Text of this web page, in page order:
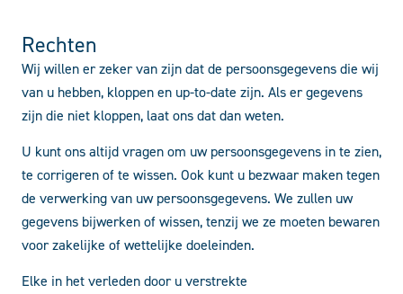
Rechten
Wij willen er zeker van zijn dat de persoonsgegevens die wij
van u hebben, kloppen en up-to-date zijn. Als er gegevens
zijn die niet kloppen, laat ons dat dan weten.
U kunt ons altijd vragen om uw persoonsgegevens in te zien,
te corrigeren of te wissen. Ook kunt u bezwaar maken tegen
de verwerking van uw persoonsgegevens. We zullen uw
gegevens bijwerken of wissen, tenzij we ze moeten bewaren
voor zakelijke of wettelijke doeleinden.
Elke in het verleden door u verstrekte